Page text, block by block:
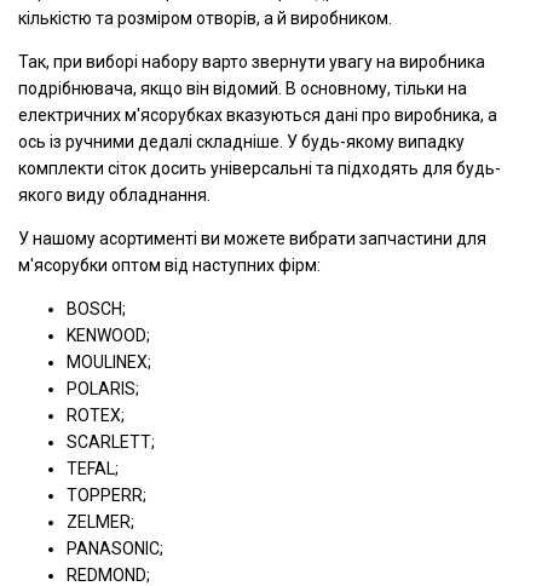
кількістю та розміром отворів, а й виробником.
Так, при виборі набору варто звернути увагу на виробника
подрібнювача, якщо він відомий. В основному, тільки на
електричних м'ясорубках вказуються дані про виробника, а
ось із ручними дедалі складніше. У будь-якому випадку
комплекти сіток досить універсальні та підходять для будь-
якого виду обладнання.
У нашому асортименті ви можете вибрати запчастини для
м'ясорубки оптом від наступних фірм:
BOSCH;
KENWOOD;
MOULINEX;
POLARIS;
ROTEX;
SCARLETT;
TEFAL;
TOPPERR;
ZELMER;
PANASONIC;
REDMOND;